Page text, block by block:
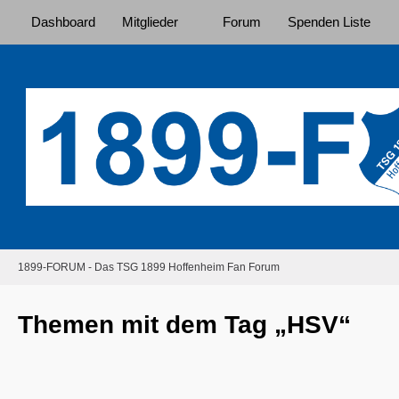
Dashboard Mitglieder Forum Spenden Liste
1899-FORUM - Das TSG 1899 Hoffenheim Fan Forum
Themen mit dem Tag „HSV“